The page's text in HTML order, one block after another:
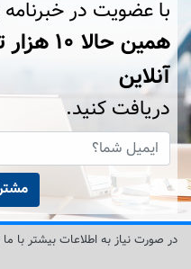
با عضویت در
همین
آنلاین
دریافت کنید.
در صورت نیاز به اطلاعات بیشتر با